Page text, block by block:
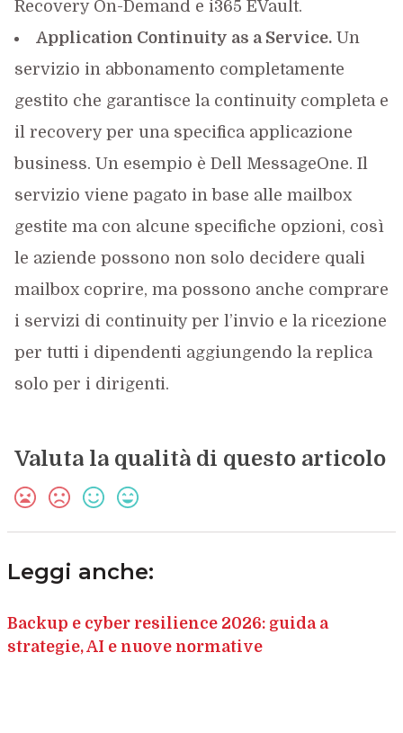
Recovery On-Demand e i365 EVault.
Application Continuity as a Service.Un
servizio in abbonamento completamente
gestito che garantisce la continuity completa e
il recovery per una specifica applicazione
business. Un esempio è Dell MessageOne. Il
servizio viene pagato in base alle mailbox
gestite ma con alcune specifiche opzioni, così
le aziende possono non solo decidere quali
mailbox coprire, ma possono anche comprare
i servizi di continuity per l’invio e la ricezione
per tutti i dipendenti aggiungendo la replica
solo per i dirigenti.
Valuta la qualità di questo articolo
Leggi anche:
Backup e cyber resilience 2026: guida a
strategie, AI e nuove normative